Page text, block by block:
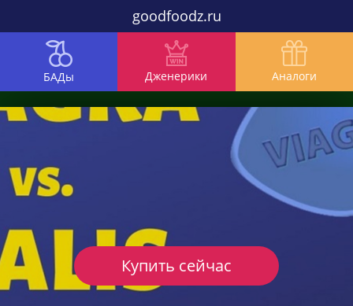
goodfoodz.ru
БАДы Дженерики Аналоги
Купить сейчас